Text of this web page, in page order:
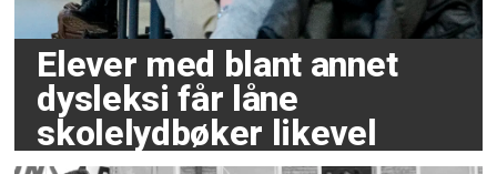
Elever med blant annet
dysleksi får låne
skolelydbøker likevel